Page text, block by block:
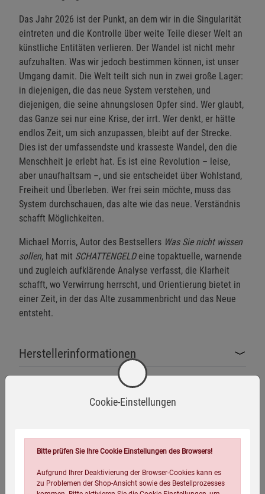
Das Jahr 2026 ist der Punkt, an dem wir in die Singularität
eintreten und die Kontrolle über weite Teile dieser Welt an
künstliche Entitäten verlieren. Der Wandel ist nicht mehr
aufzuhalten. Was wir jedoch bestimmen können, ist unser
Umgang damit. Die Welt teilt sich nun in zwei große Lager:
in diejenigen, die das neue System verstehen, und
diejenigen, die seine ahnungslosen Opfer sind. Wer glaubt,
das Ganze sei nur eine Krise, der irrt. Wer denkt, er hätte
endlos Zeit, um sich anzupassen, bleibt auf der Strecke.
Dies ist der umfassendste und krasseste Wandel, den die
Menschheit je erlebt hat. Es ist eine Revolution – leise,
aber unaufhaltsam –, und sie entscheidet über Wohlstand,
Freiheit und Überleben. Wer frei sein möchte, muss das
System durchschauen, das alte wie das neue. Verständnis
schafft Möglichkeiten.
Michael Morris, Autor des Bestsellers Was Sie nicht wissen
sollen, hat mit SCHATTENGELDeine topaktuelle, warnende
und zugleich aufklärende Analyse verfasst, die Klarheit
schafft, wo Verwirrung herrscht, und Orientierung bietet in
einer Zeit, in der das Alte zusammenbricht und das Neue
entsteht.
Herstellerinformationen
Verlag / Herausgeber:
Amadeus Verlag
ISBN-13:
9783985620470
Paperback, 272 Seiten
Cookie-Einstellungen
Bitte prüfen Sie Ihre Cookie Einstellungen des Browsers!
Aufgrund Ihrer Deaktivierung der Browser-Cookies kann es
zu Problemen der Shop-Ansicht sowie des Bestellprozesses